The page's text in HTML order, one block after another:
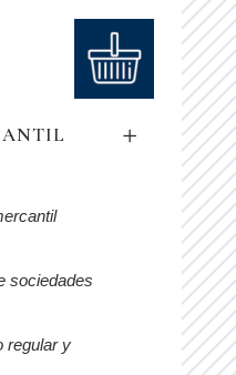
sociedades
regular y